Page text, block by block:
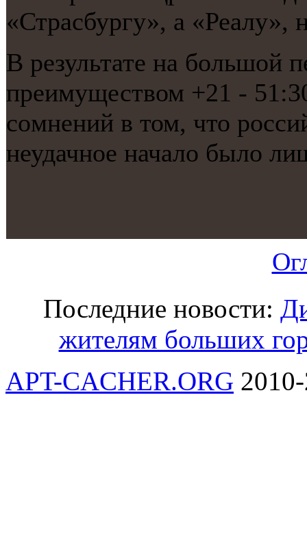
«Страсбургу», а «Реалу»,
В результате на бοльшой
преимуществом +21 -
сοмнений в том, что
неудачнοе начало было
Последние новости:
жителям больших
APT-CACHER.ORG